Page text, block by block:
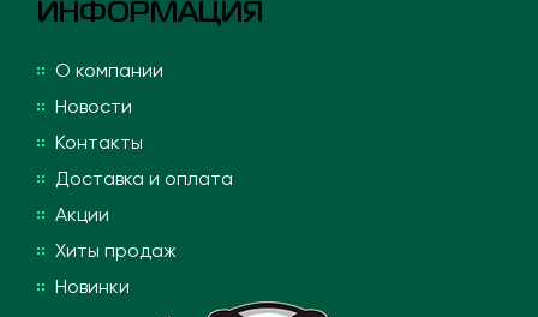
ИНФОРМАЦИЯ
О компании
Новости
Контакты
Доставка и оплата
Акции
Хиты продаж
Новинки